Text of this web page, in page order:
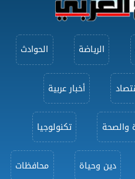
الرياضة الحوادث
أخبار عربية
والصحة تكنولوجيا
دين وحياة محافظات